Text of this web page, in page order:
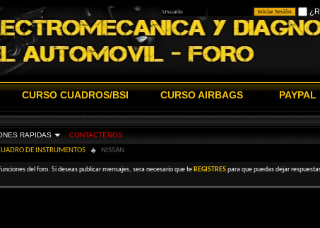
RAPIDAS CONTACTENOS
CURSO CUADROS/BSI CURSO AIRBAGS PAYPAL
DE INSTRUMENTOS NISSAN
del foro. Si deseas publicar mensajes, sera necesario que te REGISTRESpara que puedas dejar